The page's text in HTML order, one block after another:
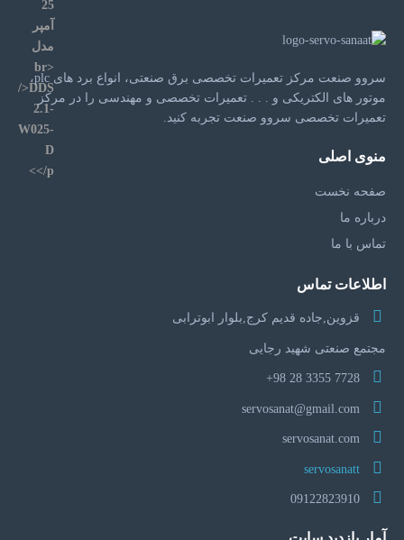
سروو صنعت مرکز تعمیرات تخصصی برق صنعتی، انواع برد های plc،
موتور های الکتریکی و . . . تعمیرات تخصصی و مهندسی را در مرکز
تعمیرات تخصصی سروو صنعت تجربه کنید.
منوی اصلی
صفحه نخست
درباره ما
تماس با ما
اطلاعات تماس
قزوین,جاده قدیم کرج,بلوار ابوترابی
مجتمع صنعتی شهید رجایی